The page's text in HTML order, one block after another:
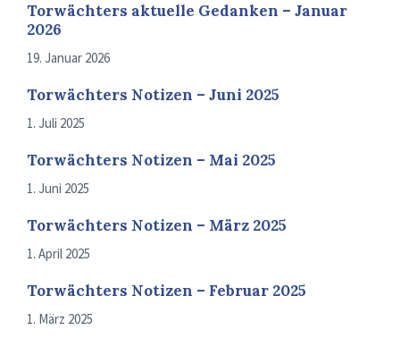
Torwächters aktuelle Gedanken – Januar
2026
19. Januar 2026
Torwächters Notizen – Juni 2025
1. Juli 2025
Torwächters Notizen – Mai 2025
1. Juni 2025
Torwächters Notizen – März 2025
1. April 2025
Torwächters Notizen – Februar 2025
1. März 2025